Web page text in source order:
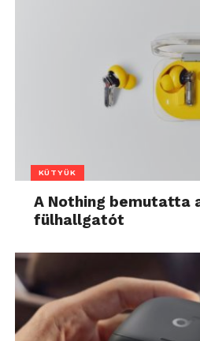
KÜTYÜK
A Nothing bemutatta
fülhallgatót